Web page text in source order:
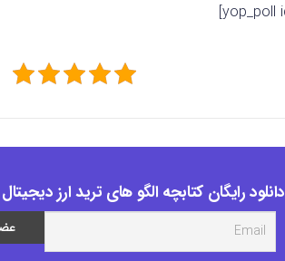
دانلود رایگان کتابچه الگو های ترید ارز دیجیتال